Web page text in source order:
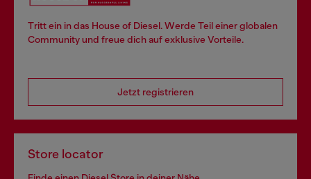
Tritt ein in das House of Diesel. Werde Teil einer globalen
Community und freue dich auf exklusive Vorteile.
Jetzt registrieren
Store locator